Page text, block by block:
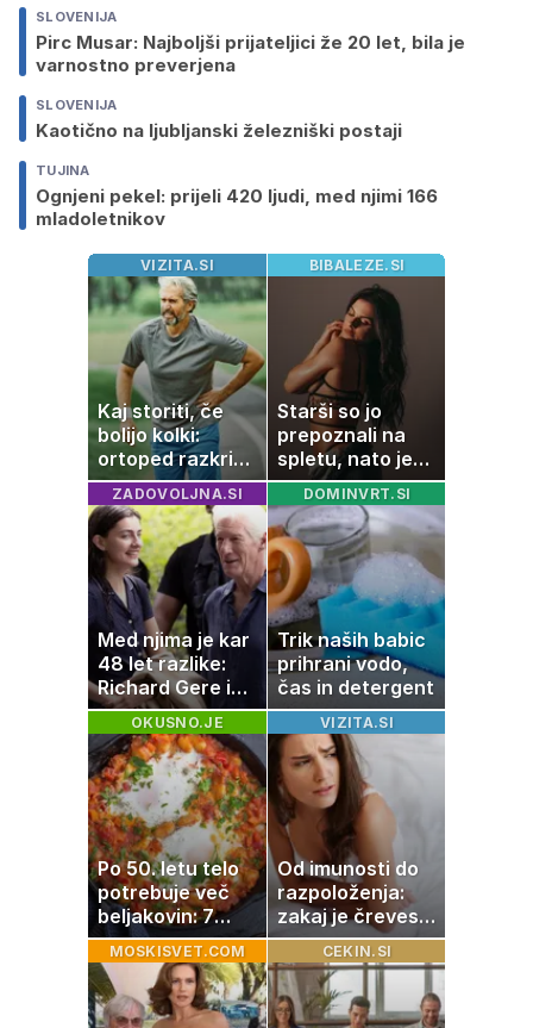
SLOVENIJA
Pirc Musar: Najboljši prijateljici že 20 let, bila je
varnostno preverjena
SLOVENIJA
Kaotično na ljubljanski železniški postaji
TUJINA
Ognjeni pekel: prijeli 420 ljudi, med njimi 166
mladoletnikov
VIZITA.SI
Kaj storiti, če
bolijo kolki:
ortoped razkriva
preproste trike
za zmanjšanje
bolečine
BIBALEZE.SI
Starši so jo
prepoznali na
spletu, nato je
ostala brez
službe
ZADOVOLJNA.SI
Med njima je kar
48 let razlike:
Richard Gere in
mlada soigralka
ujeta v prisrčnih
trenutkih
DOMINVRT.SI
Trik naših babic
prihrani vodo,
čas in detergent
OKUSNO.JE
Po 50. letu telo
potrebuje več
beljakovin: 7
okusnih
receptov za
vsak dan
VIZITA.SI
Od imunosti do
razpoloženja:
zakaj je črevesje
v središču
pozornosti
MOSKISVET.COM CEKIN.SI